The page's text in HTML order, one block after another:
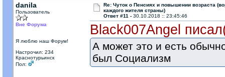
danila
Пользователь
Вне Форума
Я люблю наш Форум!
Настрочил: 234
Краснотурьинск
Пол:
Re: Чуток о Пенсиях и повышении возраста
каждого жителя страны)
Ответ #11 - 30.10.2018 :: 23:45:46
Black007Angel
А может это и есть
был Социализм